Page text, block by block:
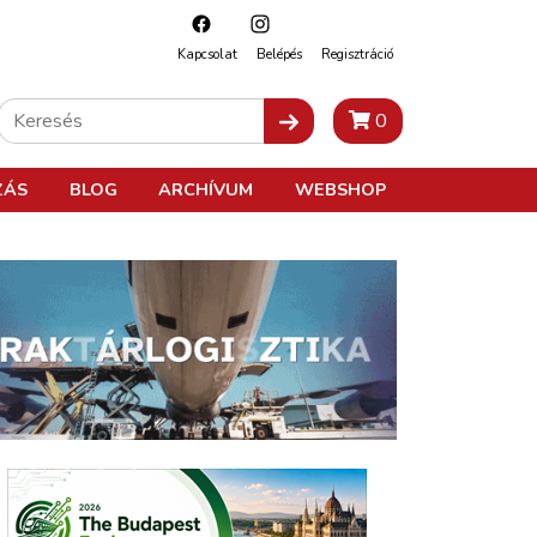
Kapcsolat Belépés Regisztráció
0
BLOG ARCHÍVUM WEBSHOP